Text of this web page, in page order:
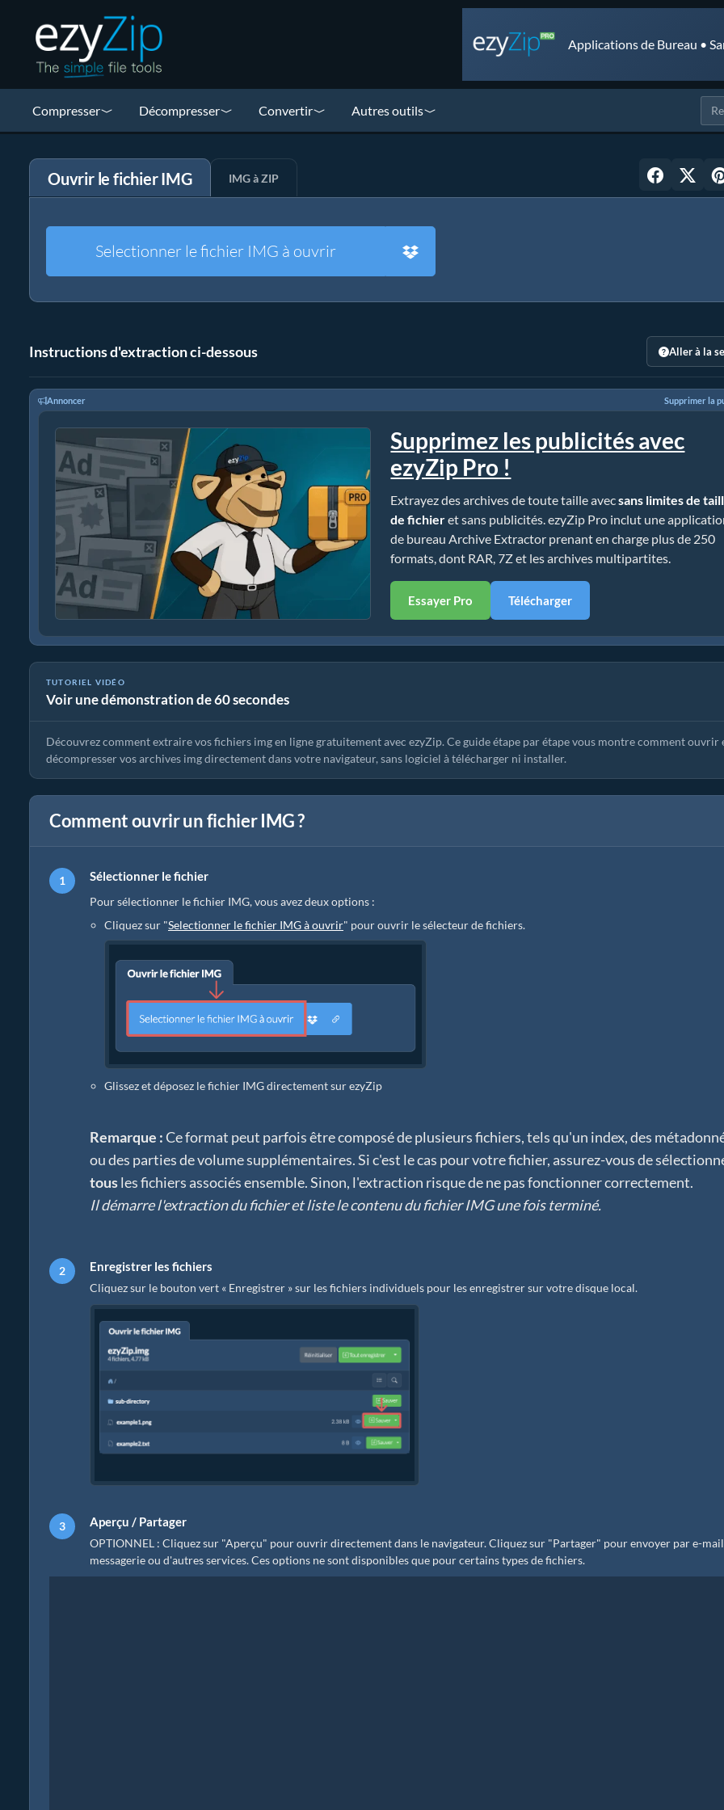
Applications de Bureau •
Compresser Décompresser Convertir Autres outils
Ouvrir le fichier IMG IMG à ZIP
Selectionner le fichier IMG à ouvrir
Instructions d'extraction ci-dessous Aller à la
Annoncer Supprimer la
Supprimez les publicités avec
ezyZip Pro !
Extrayez des archives de toute taille avecsans limites de
de fichieret sans publicités. ezyZip Pro inclut une
de bureau Archive Extractor prenant en charge plus de 250
formats, dont RAR, 7Z et les archives multipartites.
Essayer Pro Télécharger
TUTORIEL VIDÉO
Voir une démonstration de 60 secondes
Comment extraire des fichiers img en ligne avec ezyZip (gratuit, sans installation)
Découvrez comment extraire vos fichiers img en ligne gratuitement avec ezyZip. Ce guide étape par étape vous montre comment ouvrir
décompresser vos archives img directement dans votre navigateur, sans logiciel à télécharger ni installer.
Comment ouvrir un fichier IMG ?
Sélectionner le fichier
Pour sélectionner le fichier IMG, vous avez deux options :
Cliquez sur "Selectionner le fichier IMG à ouvrir" pour ouvrir le sélecteur de fichiers.
Glissez et déposez le fichier IMG directement sur ezyZip
Remarque :Ce format peut parfois être composé de plusieurs fichiers, tels qu'un index, des
ou des parties de volume supplémentaires. Si c'est le cas pour votre fichier, assurez-vous de
tousles fichiers associés ensemble. Sinon, l'extraction risque de ne pas fonctionner correctement.
Il démarre l'extraction du fichier et liste le contenu du fichier IMG une fois terminé.
Enregistrer les fichiers
Cliquez sur le bouton vert « Enregistrer » sur les fichiers individuels pour les enregistrer sur votre disque local.
Aperçu / Partager
OPTIONNEL : Cliquez sur "Aperçu" pour ouvrir directement dans le navigateur. Cliquez sur "Partager" pour envoyer par e-
messagerie ou d'autres services. Ces options ne sont disponibles que pour certains types de fichiers.